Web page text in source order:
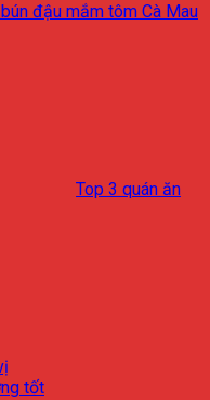
đậu mắm tôm Cà Mau
Top 3 quán ăn
tốt